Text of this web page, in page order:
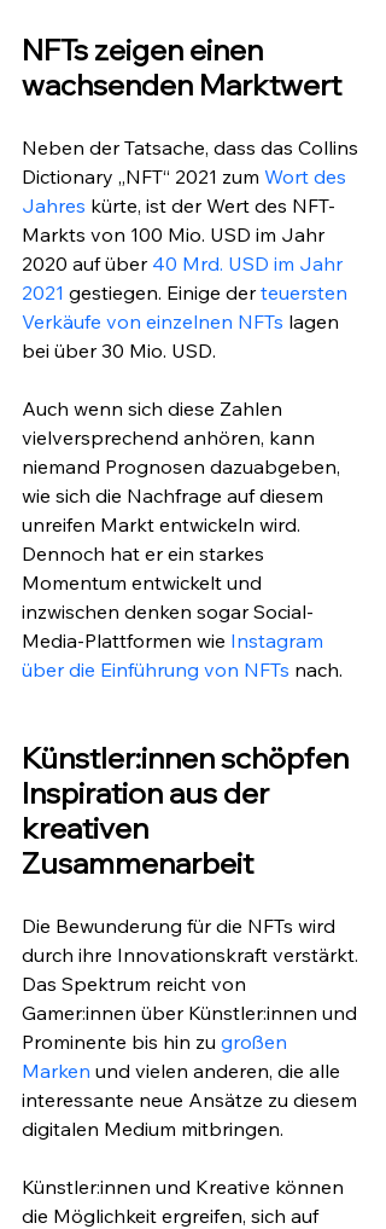
NFTs zeigen einen
wachsenden Marktwert
Neben der Tatsache, dass das Collins
Dictionary „NFT“ 2021 zum Wort des
Jahres kürte, ist der Wert des NFT-
Markts von 100 Mio. USD im Jahr
2020 auf über 40 Mrd. USD im Jahr
2021 gestiegen. Einige der teuersten
Verkäufe von einzelnen NFTs lagen
bei über 30 Mio. USD.
Auch wenn sich diese Zahlen
vielversprechend anhören, kann
niemand Prognosen dazuabgeben,
wie sich die Nachfrage auf diesem
unreifen Markt entwickeln wird.
Dennoch hat er ein starkes
Momentum entwickelt und
inzwischen denken sogar Social-
Media-Plattformen wie Instagram
über die Einführung von NFTs nach.
Künstler:innen schöpfen
Inspiration aus der
kreativen
Zusammenarbeit
Die Bewunderung für die NFTs wird
durch ihre Innovationskraft verstärkt.
Das Spektrum reicht von
Gamer:innen über Künstler:innen und
Prominente bis hin zu großen
Marken und vielen anderen, die alle
interessante neue Ansätze zu diesem
digitalen Medium mitbringen.
Künstler:innen und Kreative können
die Möglichkeit ergreifen, sich auf